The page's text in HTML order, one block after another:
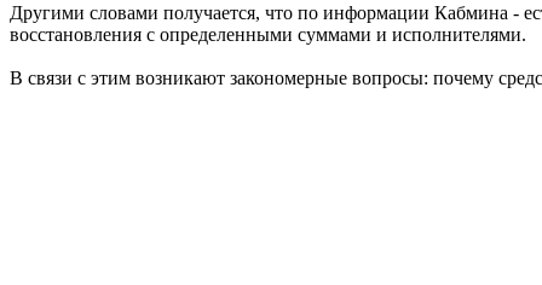
Другими словами получается, что по информации Кабмина -
восстановления с определенными суммами и исполнителями.
В связи с этим возникают закономерные вопросы: почему